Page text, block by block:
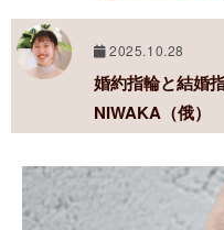
2025.10.28
婚約指輪と結婚
NIWAKA（俄）